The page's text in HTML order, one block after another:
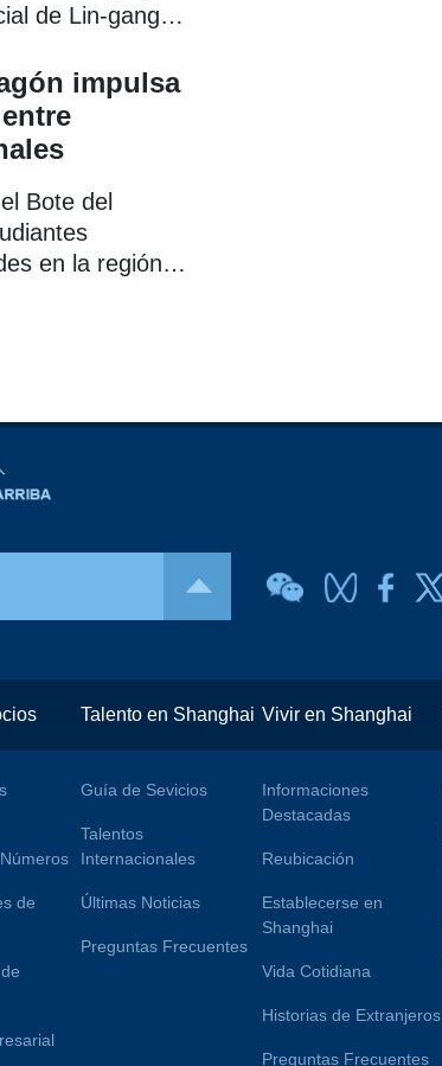
de Lin-gang
impulsa
Bote del
en la región
de
Talento en Shanghai
Guía de Sevicios
Talentos
Internacionales
Últimas Noticias
Preguntas Frecuentes
Vivir en Shanghai
Informaciones
Destacadas
Reubicación
Establecerse en
Shanghai
Vida Cotidiana
Historias de Extranjeros
Preguntas Frecuentes